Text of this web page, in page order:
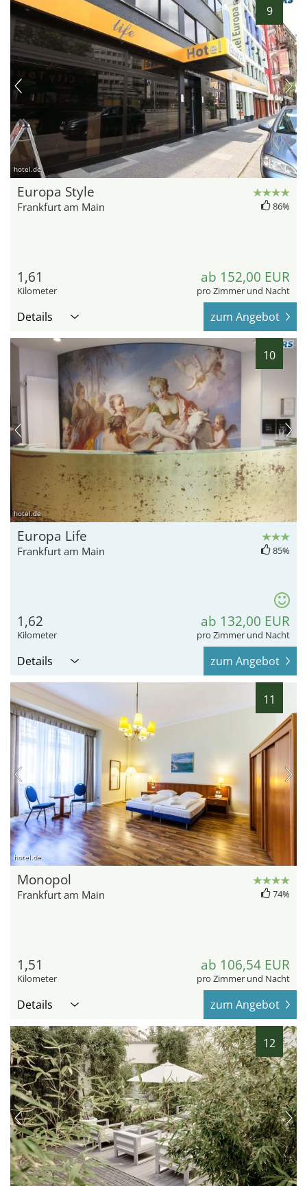
9
hotel.de
Europa Style
Frankfurt am Main 86%
1,61
Kilometer
ab 152,00 EUR
pro Zimmer und Nacht
Details zum Angebot
10
hotel.de
Europa Life
Frankfurt am Main 85%
1,62
Kilometer
ab 132,00 EUR
pro Zimmer und Nacht
Details zum Angebot
11
hotel.de
Monopol
Frankfurt am Main 74%
1,51
Kilometer
ab 106,54 EUR
pro Zimmer und Nacht
Details zum Angebot
12